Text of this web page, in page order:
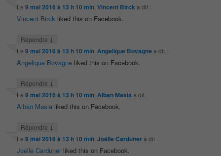
Le9 mai 2016 à 13 h 10 min ,Vincent Bircka dit :
Vincent Birck liked this on Facebook.
Répondre ↓
Le9 mai 2016 à 13 h 10 min Angelique Bovagne a dit :
Angelique Bovagne liked this on Facebook.
Répondre ↓
Le9 mai 2016 à 13 h 10 min Alban Masia a dit :
Alban Masia liked this on Facebook.
Répondre ↓
Le9 mai 2016 à 13 h 10 min ,Joëlle Cardunera dit :
Joëlle Carduner liked this on Facebook.